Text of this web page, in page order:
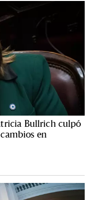
Bullrich culpó
en